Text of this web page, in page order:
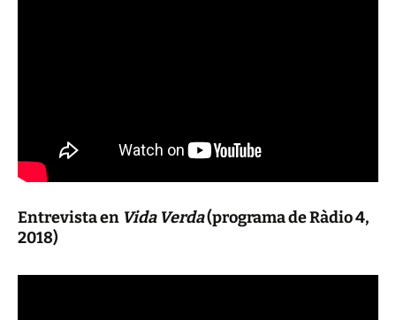
Entrevista en Vida Verda(programa de Ràdio 4,
2018)